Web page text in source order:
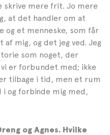
skrive mere frit. Jo mere
at det handler om at
og et menneske, som får
mig, og det jeg ved. Jeg
som noget, der
er forbundet med; ikke
tilbage i tid, men et rum
og forbinde mig med,
og Agnes. Hvilke